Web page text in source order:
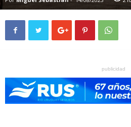
publicidad